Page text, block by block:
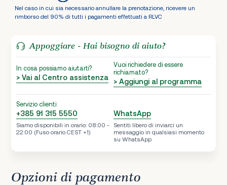
Nel caso in cui sia necessario annullare la prenotazione, ricevere un
rimborso del 90% di tutti i pagamenti effettuati a RLVC
Appoggiare - Hai bisogno di aiuto?
In cosa possiamo aiutarti?
> Vai al Centro assistenza
Vuoi richiedere di essere
richiamato?
> Aggiungi al programma
Servizio clienti
+385 91 315 5550
Siamo disponibili in orario: 08:00 -
22:00 (Fuso orario CEST +1)
WhatsApp
Sentiti libero di inviarci un
messaggio in qualsiasi momento
su WhatsApp
Opzioni di pagamento